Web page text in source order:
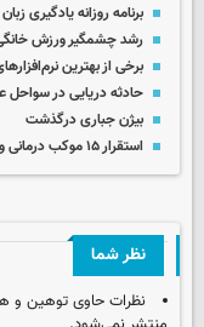
برنامه روزانه یادگیری
رشد چشمگیر ورزش خانگی
برخی از بهترین
حادثه دریایی در سواحل
بیژن جباری درگذشت
استقرار ۱۵ موکب درمانی و ۱۴۰ موکب خدماتی فارس در مسیر اربعین
نظر شما
نظرات حاوی توهین و